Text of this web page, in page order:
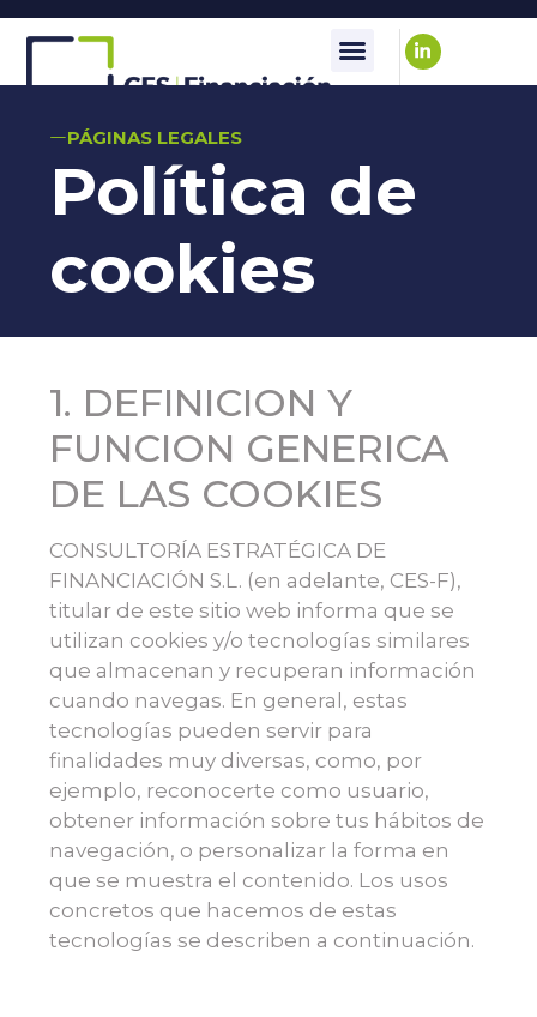
PÁGINAS LEGALES
Política de
cookies
1. DEFINICION Y
FUNCION GENERICA
DE LAS COOKIES
CONSULTORÍA ESTRATÉGICA DE
FINANCIACIÓN S.L. (en adelante, CES-F),
titular de este sitio web informa que se
utilizan cookies y/o tecnologías similares
que almacenan y recuperan información
cuando navegas. En general, estas
tecnologías pueden servir para
finalidades muy diversas, como, por
ejemplo, reconocerte como usuario,
obtener información sobre tus hábitos de
navegación, o personalizar la forma en
que se muestra el contenido. Los usos
concretos que hacemos de estas
tecnologías se describen a continuación.